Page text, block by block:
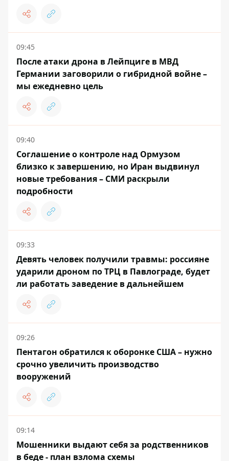
09:45
После атаки дрона в Лейпциге в МВД
Германии заговорили о гибридной войне –
мы ежедневно цель
09:40
Соглашение о контроле над Ормузом
близко к завершению, но Иран выдвинул
новые требования – СМИ раскрыли
подробности
09:33
Девять человек получили травмы: россияне
ударили дроном по ТРЦ в Павлограде, будет
ли работать заведение в дальнейшем
09:26
Пентагон обратился к оборонке США – нужно
срочно увеличить производство
вооружений
09:14
Мошенники выдают себя за родственников
в беде - план взлома схемы